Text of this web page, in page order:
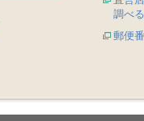
調べる
郵便